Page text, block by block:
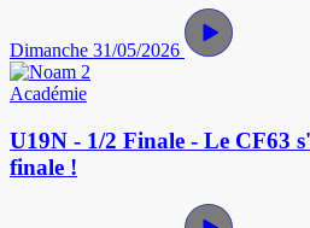
Dimanche 31/05/2026
Académie
U19N - 1/2 Finale - Le CF63
finale !